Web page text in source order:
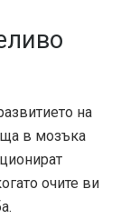
на
в мозъка
очите ви